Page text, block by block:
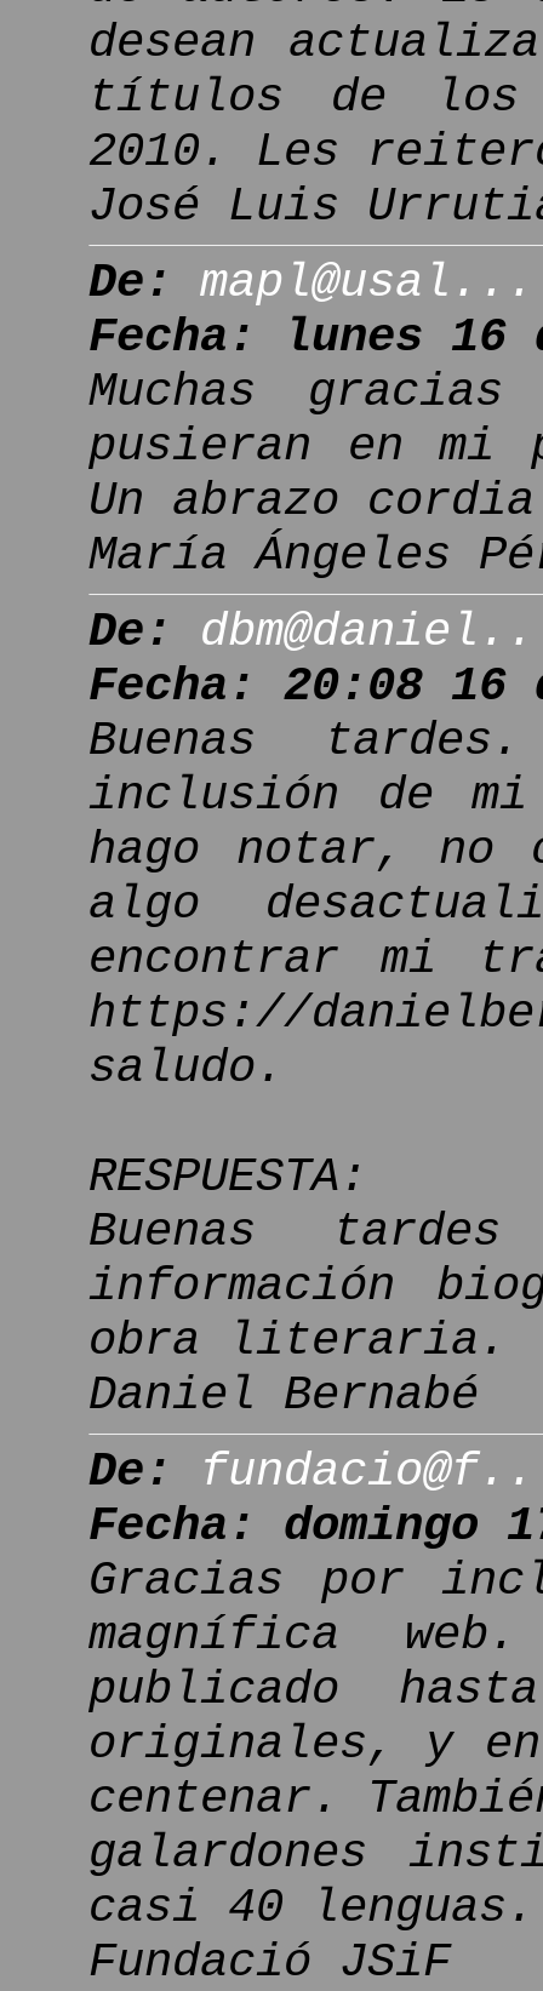
desean
títulos de los
2010. Les
José Luis
De:
Fecha: lunes 16
Muchas
pusieran en mi
Un abrazo
María Ángeles
De:
Fecha: 20:08 16
Buenas
inclusión de
hago notar, no
algo
encontrar mi
https://
saludo.
RESPUESTA:
Buenas
información
obra literaria.
Daniel Bernabé
De:
Fecha: domingo
Gracias por
magnífica
publicado
originales, y
centenar.
galardones
casi 40
Fundació JSiF